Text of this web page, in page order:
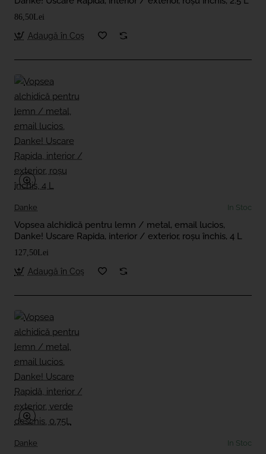
86,50Lei
Adaugă în Coş
Danke In Stoc
Vopsea alchidică pentru lemn / metal, email lucios,
Danke! Uscare Rapida, interior / exterior, roșu închis, 4 L
127,50Lei
Adaugă în Coş
Danke In Stoc